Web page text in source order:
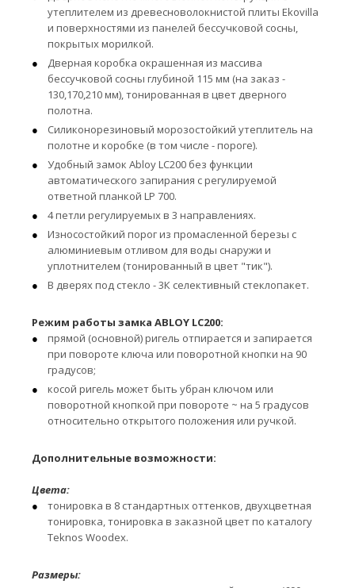
утеплителем из древесноволокнистой плиты Ekovilla
и поверхностями из панелей бессучковой сосны,
покрытых морилкой.
Дверная коробка окрашенная из массива
бессучковой сосны глубиной 115 мм (на заказ -
130,170,210 мм), тонированная в цвет дверного
полотна.
Силиконорезиновый морозостойкий утеплитель на
полотне и коробке (в том числе - пороге).
Удобный замок Abloy LC200 без функции
автоматического запирания с регулируемой
ответной планкой LP 700.
4 петли регулируемых в 3 направлениях.
Износостойкий порог из промасленной березы с
алюминиевым отливом для воды снаружи и
уплотнителем (тонированный в цвет "тик").
В дверях под стекло - 3К селективный стеклопакет.
Режим работы замка ABLOY LC200:
прямой (основной) ригель отпирается и запирается
при повороте ключа или поворотной кнопки на 90
градусов;
косой ригель может быть убран ключом или
поворотной кнопкой при повороте ~ на 5 градусов
относительно открытого положения или ручкой.
Дополнительные возможности:
Цвета:
тонировка в 8 стандартных оттенков, двухцветная
тонировка, тонировка в заказной цвет по каталогу
Teknos Woodex.
Размеры: